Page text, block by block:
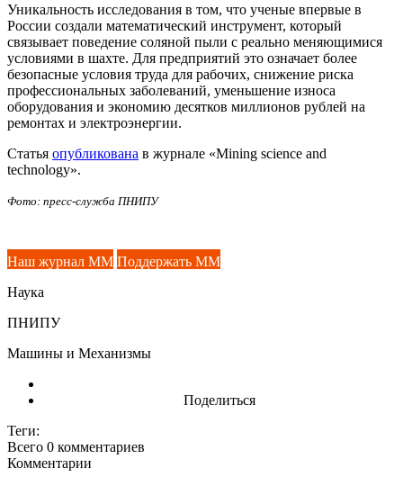
Уникальность исследования в том, что ученые впервые в
России создали математический инструмент, который
связывает поведение соляной пыли с реально меняющимися
условиями в шахте. Для предприятий это означает более
безопасные условия труда для рабочих, снижение риска
профессиональных заболеваний, уменьшение износа
оборудования и экономию десятков миллионов рублей на
ремонтах и электроэнергии.
Статья опубликована в журнале «Mining science and
technology».
Фото: пресс-служба ПНИПУ
Наш журнал ММ Поддержать ММ
Наука
ПНИПУ
Машины и Механизмы
Поделиться
Теги:
Всего 0 комментариев
Комментарии